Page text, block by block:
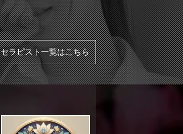
セラピスト一覧はこちら